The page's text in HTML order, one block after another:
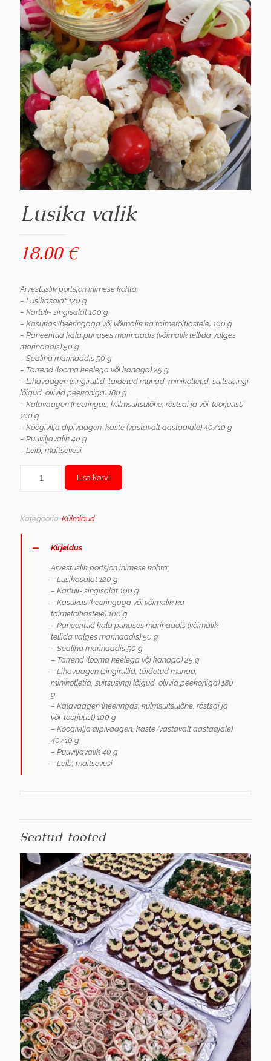
Lusika valik
18.00 €
Arvestuslik portsjon inimese kohta:
– Lusikasalat 120 g
– Kartuli- singisalat 100 g
– Kasukas (heeringaga või võimalik ka taimetoitlastele) 100 g
– Paneeritud kala punases marinaadis (võimalik tellida valges
marinaadis) 50 g
– Sealiha marinaadis 50 g
– Tarrend (looma keelega või kanaga) 25 g
– Lihavaagen (singirullid, täidetud munad, minikotletid, suitsusingi
lõigud, oliivid peekoniga) 180 g
– Kalavaagen (heeringas, külmsuitsulõhe, röstsai ja või-toorjuust)
100 g
– Köögivilja dipivaagen, kaste (vastavalt aastaajale) 40/10 g
– Puuviljavalik 40 g
– Leib, maitsevesi
Lisa korvi
Kategooria: Külmlaud
Kirjeldus
Arvestuslik portsjon inimese kohta:
– Lusikasalat 120 g
– Kartuli- singisalat 100 g
– Kasukas (heeringaga või võimalik ka
taimetoitlastele) 100 g
– Paneeritud kala punases marinaadis (võimalik
tellida valges marinaadis) 50 g
– Sealiha marinaadis 50 g
– Tarrend (looma keelega või kanaga) 25 g
– Lihavaagen (singirullid, täidetud munad,
minikotletid, suitsusingi lõigud, oliivid peekoniga) 180
g
– Kalavaagen (heeringas, külmsuitsulõhe, röstsai ja
või-toorjuust) 100 g
– Köögivilja dipivaagen, kaste (vastavalt aastaajale)
40/10 g
– Puuviljavalik 40 g
– Leib, maitsevesi
Seotud tooted